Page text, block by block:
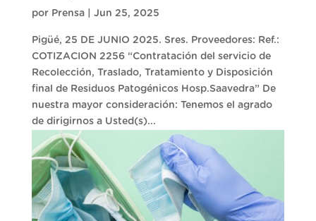
por Prensa| Jun 25, 2025
Pigüé, 25 DE JUNIO 2025. Sres. Proveedores: Ref.:
COTIZACION 2256 “Contratación del servicio de
Recolección, Traslado, Tratamiento y Disposición
final de Residuos Patogénicos Hosp.Saavedra” De
nuestra mayor consideración: Tenemos el agrado
de dirigirnos a Usted(s)...